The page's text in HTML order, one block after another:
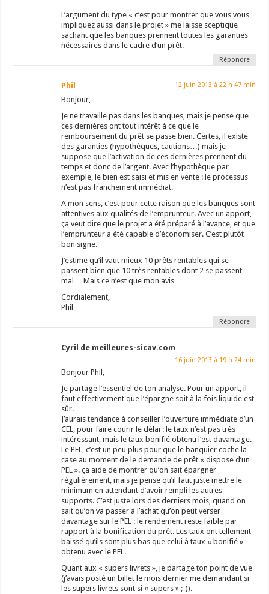
L’argument du type « c’est pour montrer que vous vous
impliquez aussi dans le projet » me laisse sceptique
sachant que les banques prennent toutes les garanties
nécessaires dans le cadre d’un prêt.
Répondre
Phil 12 juin 2013 à 22 h 47 min
Bonjour,
Je ne travaille pas dans les banques, mais je pense que
ces dernières ont tout intérêt à ce que le
remboursement du prêt se passe bien. Certes, il existe
des garanties (hypothèques, cautions…) mais je
suppose que l’activation de ces dernières prennent du
temps et donc de l’argent. Avec l’hypothèque par
exemple, le bien est saisi et mis en vente : le processus
n’est pas franchement immédiat.
A mon sens, c’est pour cette raison que les banques sont
attentives aux qualités de l’emprunteur. Avec un apport,
ça veut dire que le projet a été préparé à l’avance, et que
l’emprunteur a été capable d’économiser. C’est plutôt
bon signe.
J’estime qu’il vaut mieux 10 prêts rentables qui se
passent bien que 10 très rentables dont 2 se passent
mal… Mais ce n’est que mon avis
Cordialement,
Phil
Répondre
Cyril de meilleures-sicav.com
16 juin 2013 à 19 h 24 min
Bonjour Phil,
Je partage l’essentiel de ton analyse. Pour un apport, il
faut effectivement que l’épargne soit à la fois liquide est
sûr.
J’aurais tendance à conseiller l’ouverture immédiate d’un
CEL, pour faire courir le délai : le taux n’est pas très
intéressant, mais le taux bonifié obtenu l’est davantage.
Le PEL, c’est un peu plus pour que le banquier coche la
case au moment de le demande de prêt « dispose d’un
PEL ». ça aide de montrer qu’on sait épargner
régulièrement, mais je pense qu’il faut juste mettre le
minimum en attendant d’avoir rempli les autres
supports. C’est juste lors des derniers mois, quand on
sait qu’on va passer à l’achat qu’on peut verser
davantage sur le PEL : le rendement reste faible par
rapport à la bonification du prêt. Les taux ont tellement
baissé qu’ils sont plus bas que celui à taux « bonifié »
obtenu avec le PEL.
Quant aux « supers livrets », je partage ton point de vue
(j’avais posté un billet le mois dernier me demandant si
les supers livrets sont si « supers » ;-)).